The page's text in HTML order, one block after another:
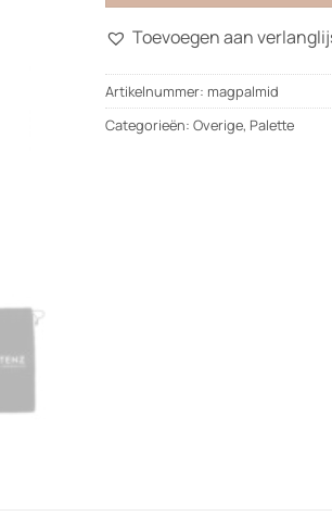
Toevoegen aan
Artikelnummer: magpalmid
Categorieën: Overige, Palette